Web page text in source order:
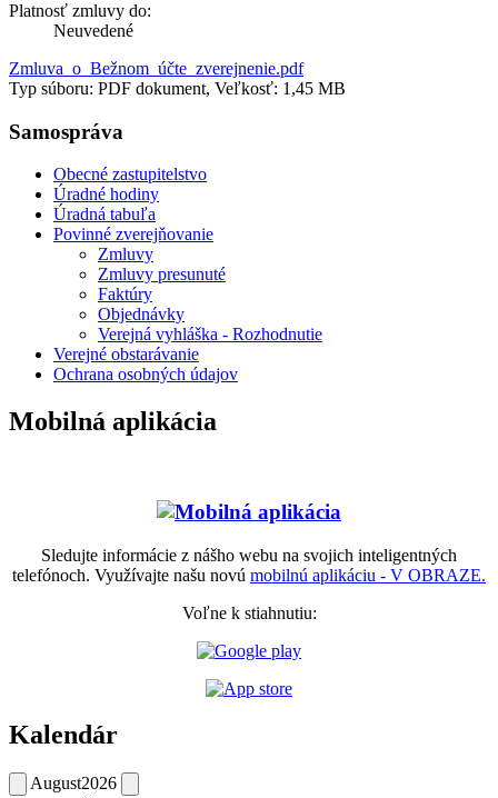
Platnosť zmluvy do:
Neuvedené
Zmluva_o_Bežnom_účte_zverejnenie.pdf
Typ súboru: PDF dokument, Veľkosť: 1,45 MB
Samospráva
Obecné zastupitelstvo
Úradné hodiny
Úradná tabuľa
Povinné zverejňovanie
Zmluvy
Zmluvy presunuté
Faktúry
Objednávky
Verejná vyhláška - Rozhodnutie
Verejné obstarávanie
Ochrana osobných údajov
Mobilná aplikácia
Sledujte informácie z nášho webu na svojich inteligentných
telefónoch. Využívajte našu novú mobilnú aplikáciu - V OBRAZE.
Voľne k stiahnutiu:
Kalendár
August2026